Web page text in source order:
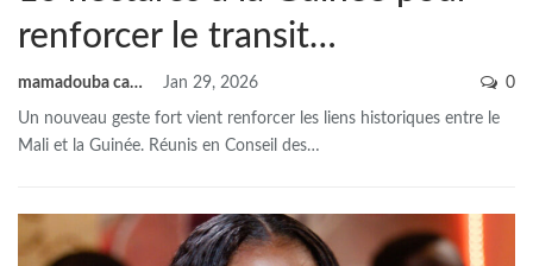
renforcer le transit…
mamadouba camara Jan 29, 2026 0
Un nouveau geste fort vient renforcer les liens historiques entre le
Mali et la Guinée. Réunis en Conseil des…